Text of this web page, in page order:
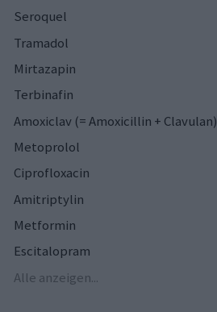
Seroquel
Tramadol
Mirtazapin
Terbinafin
Amoxiclav (= Amoxicillin + Clavulan)
Metoprolol
Ciprofloxacin
Amitriptylin
Metformin
Escitalopram
Alle anzeigen...